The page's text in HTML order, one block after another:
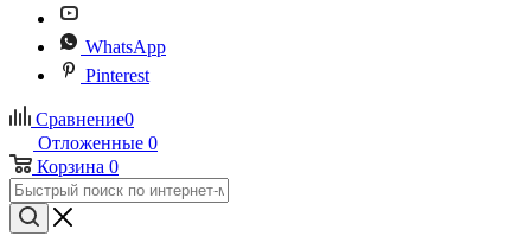
WhatsApp
Pinterest
Сравнение0
Отложенные 0
Корзина 0